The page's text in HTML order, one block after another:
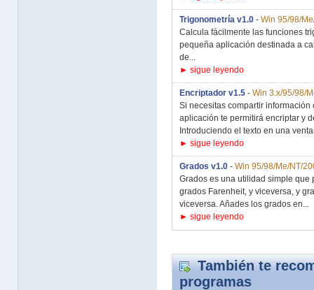
Trigonometría v1.0 - Win 95/98/
Calcula fácilmente las funciones
pequeña aplicación destinada a
de...
► sigue leyendo
Encriptador v1.5 - Win 3.x/95/98/
Si necesitas compartir
aplicación te permitirá encriptar y
Introduciendo el texto en una
► sigue leyendo
Grados v1.0 - Win 95/98/Me/NT/
Grados es una utilidad simple
grados Farenheit, y viceversa, y
viceversa. Añades los grados en...
► sigue leyendo
También te
programas